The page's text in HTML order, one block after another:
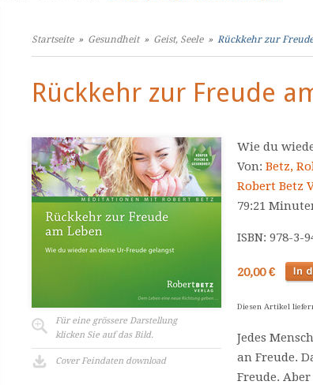
Startseite» Gesundheit» Geist, Seele» Rückkehr zur
Rückkehr zur Freude
Für eine grössere Darstellung
klicken Sie auf das Bild.
Cover Feindaten download
Wie du
Von: Betz,
Robert Betz
79:21
ISBN: 978-3-
20,00 €
Diesen Artikel
Jedes
an Freude.
Freude.